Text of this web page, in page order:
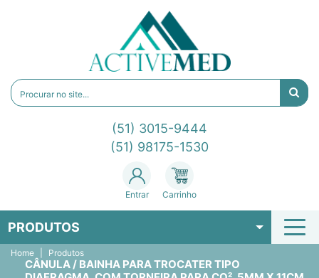
(51) 3015-9444
(51) 98175-1530
Entrar Carrinho
PRODUTOS
Home Produtos
CÂNULA / BAINHA PARA TROCATER TIPO